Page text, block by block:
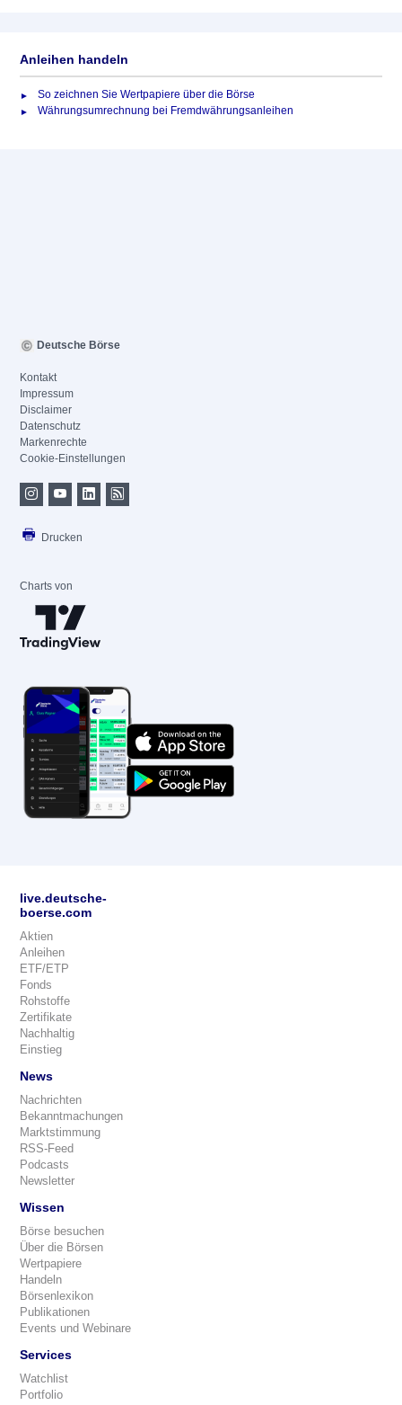
Anleihen handeln
So zeichnen Sie Wertpapiere über die Börse
Währungsumrechnung bei Fremdwährungsanleihen
Deutsche Börse
Kontakt
Impressum
Disclaimer
Datenschutz
Markenrechte
Cookie-Einstellungen
Drucken
Charts von
live.deutsche-
boerse.com
Aktien
Anleihen
ETF/ETP
Fonds
Rohstoffe
Zertifikate
Nachhaltig
Einstieg
News
Nachrichten
Bekanntmachungen
Marktstimmung
RSS-Feed
Podcasts
Newsletter
Wissen
Börse besuchen
Über die Börsen
Wertpapiere
Handeln
Börsenlexikon
Publikationen
Events und Webinare
Services
Watchlist
Portfolio